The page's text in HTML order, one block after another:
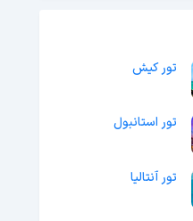
تور کیش
تور استانبول
تور آنتالیا